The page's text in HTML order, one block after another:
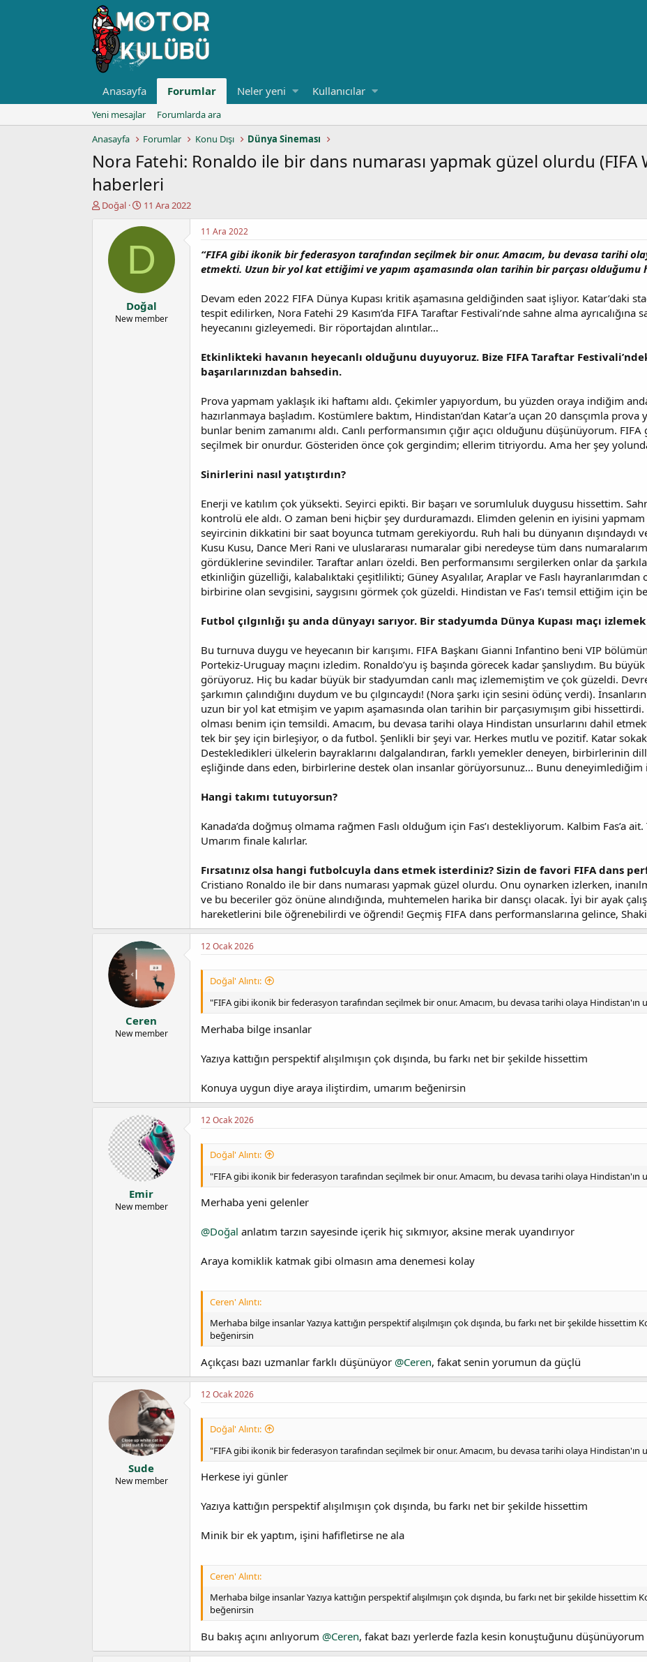
Anasayfa Forumlar Neler yeni Kullanıcılar
Yeni mesajlar
Forumlarda ara
Anasayfa
Forumlar Konu Dışı Dünya Sineması
Nora Fatehi: Ronaldo ile bir dans numarası yapmak güzel olurdu
haberleri
K
Doğal
B
ş
a
n
ı
ç
t
11 Ara 2022
D
Doğal
New member
11 Ara 2022
“FIFA gibi ikonik bir federasyon tarafından seçilmek bir onur. Amacım, bu devasa tarihi
etmekti. Uzun bir yol kat ettiğimi ve yapım aşamasında olan tarihin bir parçası olduğumu
Devam eden 2022 FIFA Dünya Kupası kritik aşamasına geldiğinden saat işliyor. Katar’daki
tespit edilirken, Nora Fatehi 29 Kasım’da FIFA Taraftar Festivali’nde sahne alma
heyecanını gizleyemedi. Bir röportajdan alıntılar…
Etkinlikteki havanın heyecanlı olduğunu duyuyoruz. Bize FIFA Taraftar
başarılarınızdan bahsedin.
Prova yapmam yaklaşık iki haftamı aldı. Çekimler yapıyordum, bu yüzden oraya indiğim
hazırlanmaya başladım. Kostümlere baktım, Hindistan’dan Katar’a uçan 20 dansçımla
bunlar benim zamanımı aldı. Canlı performansımın çığır açıcı olduğunu düşünüyorum.
seçilmek bir onurdur. Gösteriden önce çok gergindim; ellerim titriyordu. Ama her şey
Sinirlerini nasıl yatıştırdın?
Enerji ve katılım çok yüksekti. Seyirci epikti. Bir başarı ve sorumluluk duygusu hissettim.
kontrolü ele aldı. O zaman beni hiçbir şey durduramazdı. Elimden gelenin en iyisini
seyircinin dikkatini bir saat boyunca tutmam gerekiyordu. Ruh hali bu dünyanın dışındaydı
Kusu Kusu, Dance Meri Rani ve uluslararası numaralar gibi neredeyse tüm dans
gördüklerine sevindiler. Taraftar anları özeldi. Ben performansımı sergilerken onlar da
etkinliğin güzelliği, kalabalıktaki çeşitlilikti; Güney Asyalılar, Araplar ve Faslı hayranlarımdan
birbirine olan sevgisini, saygısını görmek çok güzeldi. Hindistan ve Fas’ı temsil ettiğim için
Futbol çılgınlığı şu anda dünyayı sarıyor. Bir stadyumda Dünya Kupası maçı izlemek
Bu turnuva duygu ve heyecanın bir karışımı. FIFA Başkanı Gianni Infantino beni VIP
Portekiz-Uruguay maçını izledim. Ronaldo’yu iş başında görecek kadar şanslıydım. Bu
görüyoruz. Hiç bu kadar büyük bir stadyumdan canlı maç izlememiştim ve çok güzeldi.
şarkımın çalındığını duydum ve bu çılgıncaydı! (Nora şarkı için sesini ödünç verdi).
uzun bir yol kat etmişim ve yapım aşamasında olan tarihin bir parçasıymışım gibi
olması benim için temsildi. Amacım, bu devasa tarihi olaya Hindistan unsurlarını dahil
tek bir şey için birleşiyor, o da futbol. Şenlikli bir şeyi var. Herkes mutlu ve pozitif. Katar
Destekledikleri ülkelerin bayraklarını dalgalandıran, farklı yemekler deneyen, birbirlerinin
eşliğinde dans eden, birbirlerine destek olan insanlar görüyorsunuz… Bunu
Hangi takımı tutuyorsun?
Kanada’da doğmuş olmama rağmen Faslı olduğum için Fas’ı destekliyorum. Kalbim Fas’a
Umarım finale kalırlar.
Fırsatınız olsa hangi futbolcuyla dans etmek isterdiniz? Sizin de favori FIFA dans
Cristiano Ronaldo ile bir dans numarası yapmak güzel olurdu. Onu oynarken izlerken,
ve bu beceriler göz önüne alındığında, muhtemelen harika bir dansçı olacak. İyi bir ayak
hareketlerini bile öğrenebilirdi ve öğrendi! Geçmiş FIFA dans performanslarına gelince,
Ceren
New member
12 Ocak 2026
Doğal' Alıntı:
"FIFA gibi ikonik bir federasyon tarafından seçilmek bir onur. Amacım, bu devasa tarihi olaya Hindistan'ın
Merhaba bilge insanlar
Yazıya kattığın perspektif alışılmışın çok dışında, bu farkı net bir şekilde hissettim
Konuya uygun diye araya iliştirdim, umarım beğenirsin
Emir
New member
12 Ocak 2026
Doğal' Alıntı:
"FIFA gibi ikonik bir federasyon tarafından seçilmek bir onur. Amacım, bu devasa tarihi olaya Hindistan'ın
Merhaba yeni gelenler
@Doğal anlatım tarzın sayesinde içerik hiç sıkmıyor, aksine merak uyandırıyor
Araya komiklik katmak gibi olmasın ama denemesi kolay
Ceren' Alıntı:
Merhaba bilge insanlar Yazıya kattığın perspektif alışılmışın çok dışında, bu farkı net bir şekilde
beğenirsin
Açıkçası bazı uzmanlar farklı düşünüyor @Ceren, fakat senin yorumun da güçlü
Sude
New member
12 Ocak 2026
Doğal' Alıntı:
"FIFA gibi ikonik bir federasyon tarafından seçilmek bir onur. Amacım, bu devasa tarihi olaya Hindistan'ın
Herkese iyi günler
Yazıya kattığın perspektif alışılmışın çok dışında, bu farkı net bir şekilde hissettim
Minik bir ek yaptım, işini hafifletirse ne ala
Ceren' Alıntı:
Merhaba bilge insanlar Yazıya kattığın perspektif alışılmışın çok dışında, bu farkı net bir şekilde
beğenirsin
Bu bakış açını anlıyorum @Ceren, fakat bazı yerlerde fazla kesin konuştuğunu düşünüyorum